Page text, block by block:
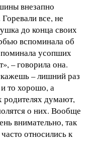
внезапно
все, не
до конца своих
вспоминала об
усопших
– говорила она.
– лишний раз
то хорошо, а
родителях думают,
о них. Вообще
внимательно, так
относились к